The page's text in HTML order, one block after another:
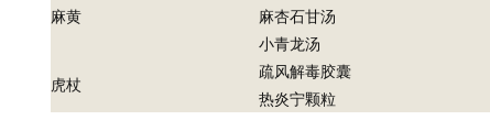
麻黄
麻杏石甘汤
小青龙汤
虎杖
疏风解毒胶囊
热炎宁颗粒